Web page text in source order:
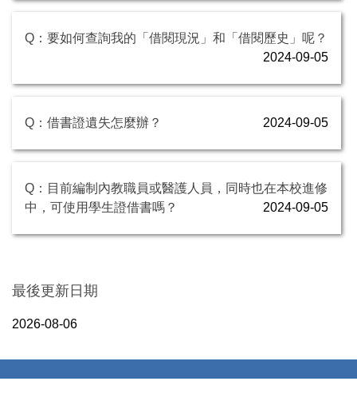
Q：要如何查詢我的「借閱現況」和「借閱歷史」呢？
2024-09-05
Q：借書證遺失怎麼辦？ 2024-09-05
Q：目前編制內教職員或醫護人員，同時也在本校進修
中，可使用學生證借書嗎？
2024-09-05
最後更新日期
2026-08-06